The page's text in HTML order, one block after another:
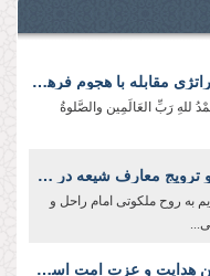
ارتقاء فرهنگ دینی؛ استراتژی مقابله با هجوم فرهنگی دشمن
للهِ رَبِّ العَالَمِین والصَّلوةُ
معرفی انقلاب اسلامی و ترویج معارف شیعه در جهان؛ رسالت سفرا و رایزنان فرهنگی
به روح ملکوتی امام راحل و
شکر نعمت ولایت؛ ضامن هدایت و عزت امت اسلامی